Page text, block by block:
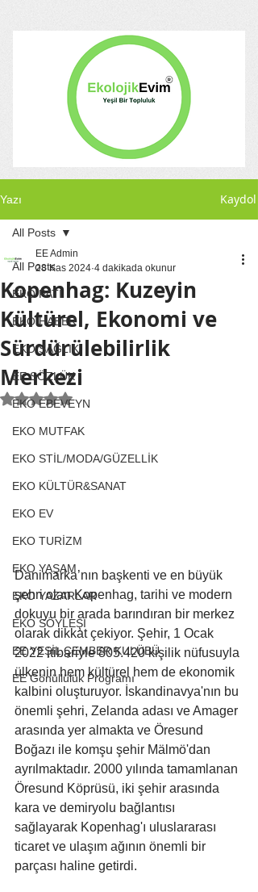
Yazı Kaydol
All Posts
EKO PATİ
EKO HABER
EKO SAĞLIK
EE SÖZLÜK
EKO EBEVEYN
EKO MUTFAK
EKO STİL/MODA/GÜZELLİK
EKO KÜLTÜR&SANAT
EKO EV
EKO TURİZM
EKO YAŞAM
EKO YAZARLAR
EKO SÖYLEŞİ
EE YEŞİL ÇEMBER KULÜBÜ
EE Gönüllülük Programı
All Posts
Kopenhag: Kuzeyin
Kültürel, Ekonomi ve
Sürdürülebilirlik
Merkezi
EE Admin
28 Kas 2024 4 dakikada okunur
5 üzerinden NaN yıldız
Danimarka’nın başkenti ve en büyük
şehri olan Kopenhag, tarihi ve modern
dokuyu bir arada barındıran bir merkez
olarak dikkat çekiyor. Şehir, 1 Ocak
2022 itibariyle 805.420 kişilik nüfusuyla
ülkenin hem kültürel hem de ekonomik
kalbini oluşturuyor. İskandinavya'nın bu
önemli şehri, Zelanda adası ve Amager
arasında yer almakta ve Öresund
Boğazı ile komşu şehir Mälmö'dan
ayrılmaktadır. 2000 yılında tamamlanan
Öresund Köprüsü, iki şehir arasında
kara ve demiryolu bağlantısı
sağlayarak Kopenhag'ı uluslararası
ticaret ve ulaşım ağının önemli bir
parçası haline getirdi.